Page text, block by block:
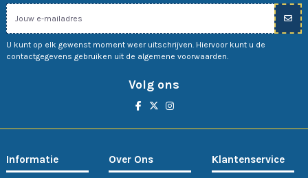
U kunt op elk gewenst moment weer uitschrijven. Hiervoor kunt u de
contactgegevens gebruiken uit de algemene voorwaarden.
Volg ons
Informatie Over Ons Klantenservice